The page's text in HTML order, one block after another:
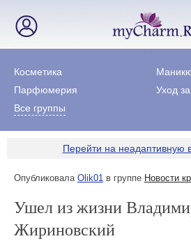
Косметика
Парфюмерия
Уход
Все группы
Перейти на неадаптивную
Опубликовала Olik01 в группе Новости
Ушел из жизни
Жириновский